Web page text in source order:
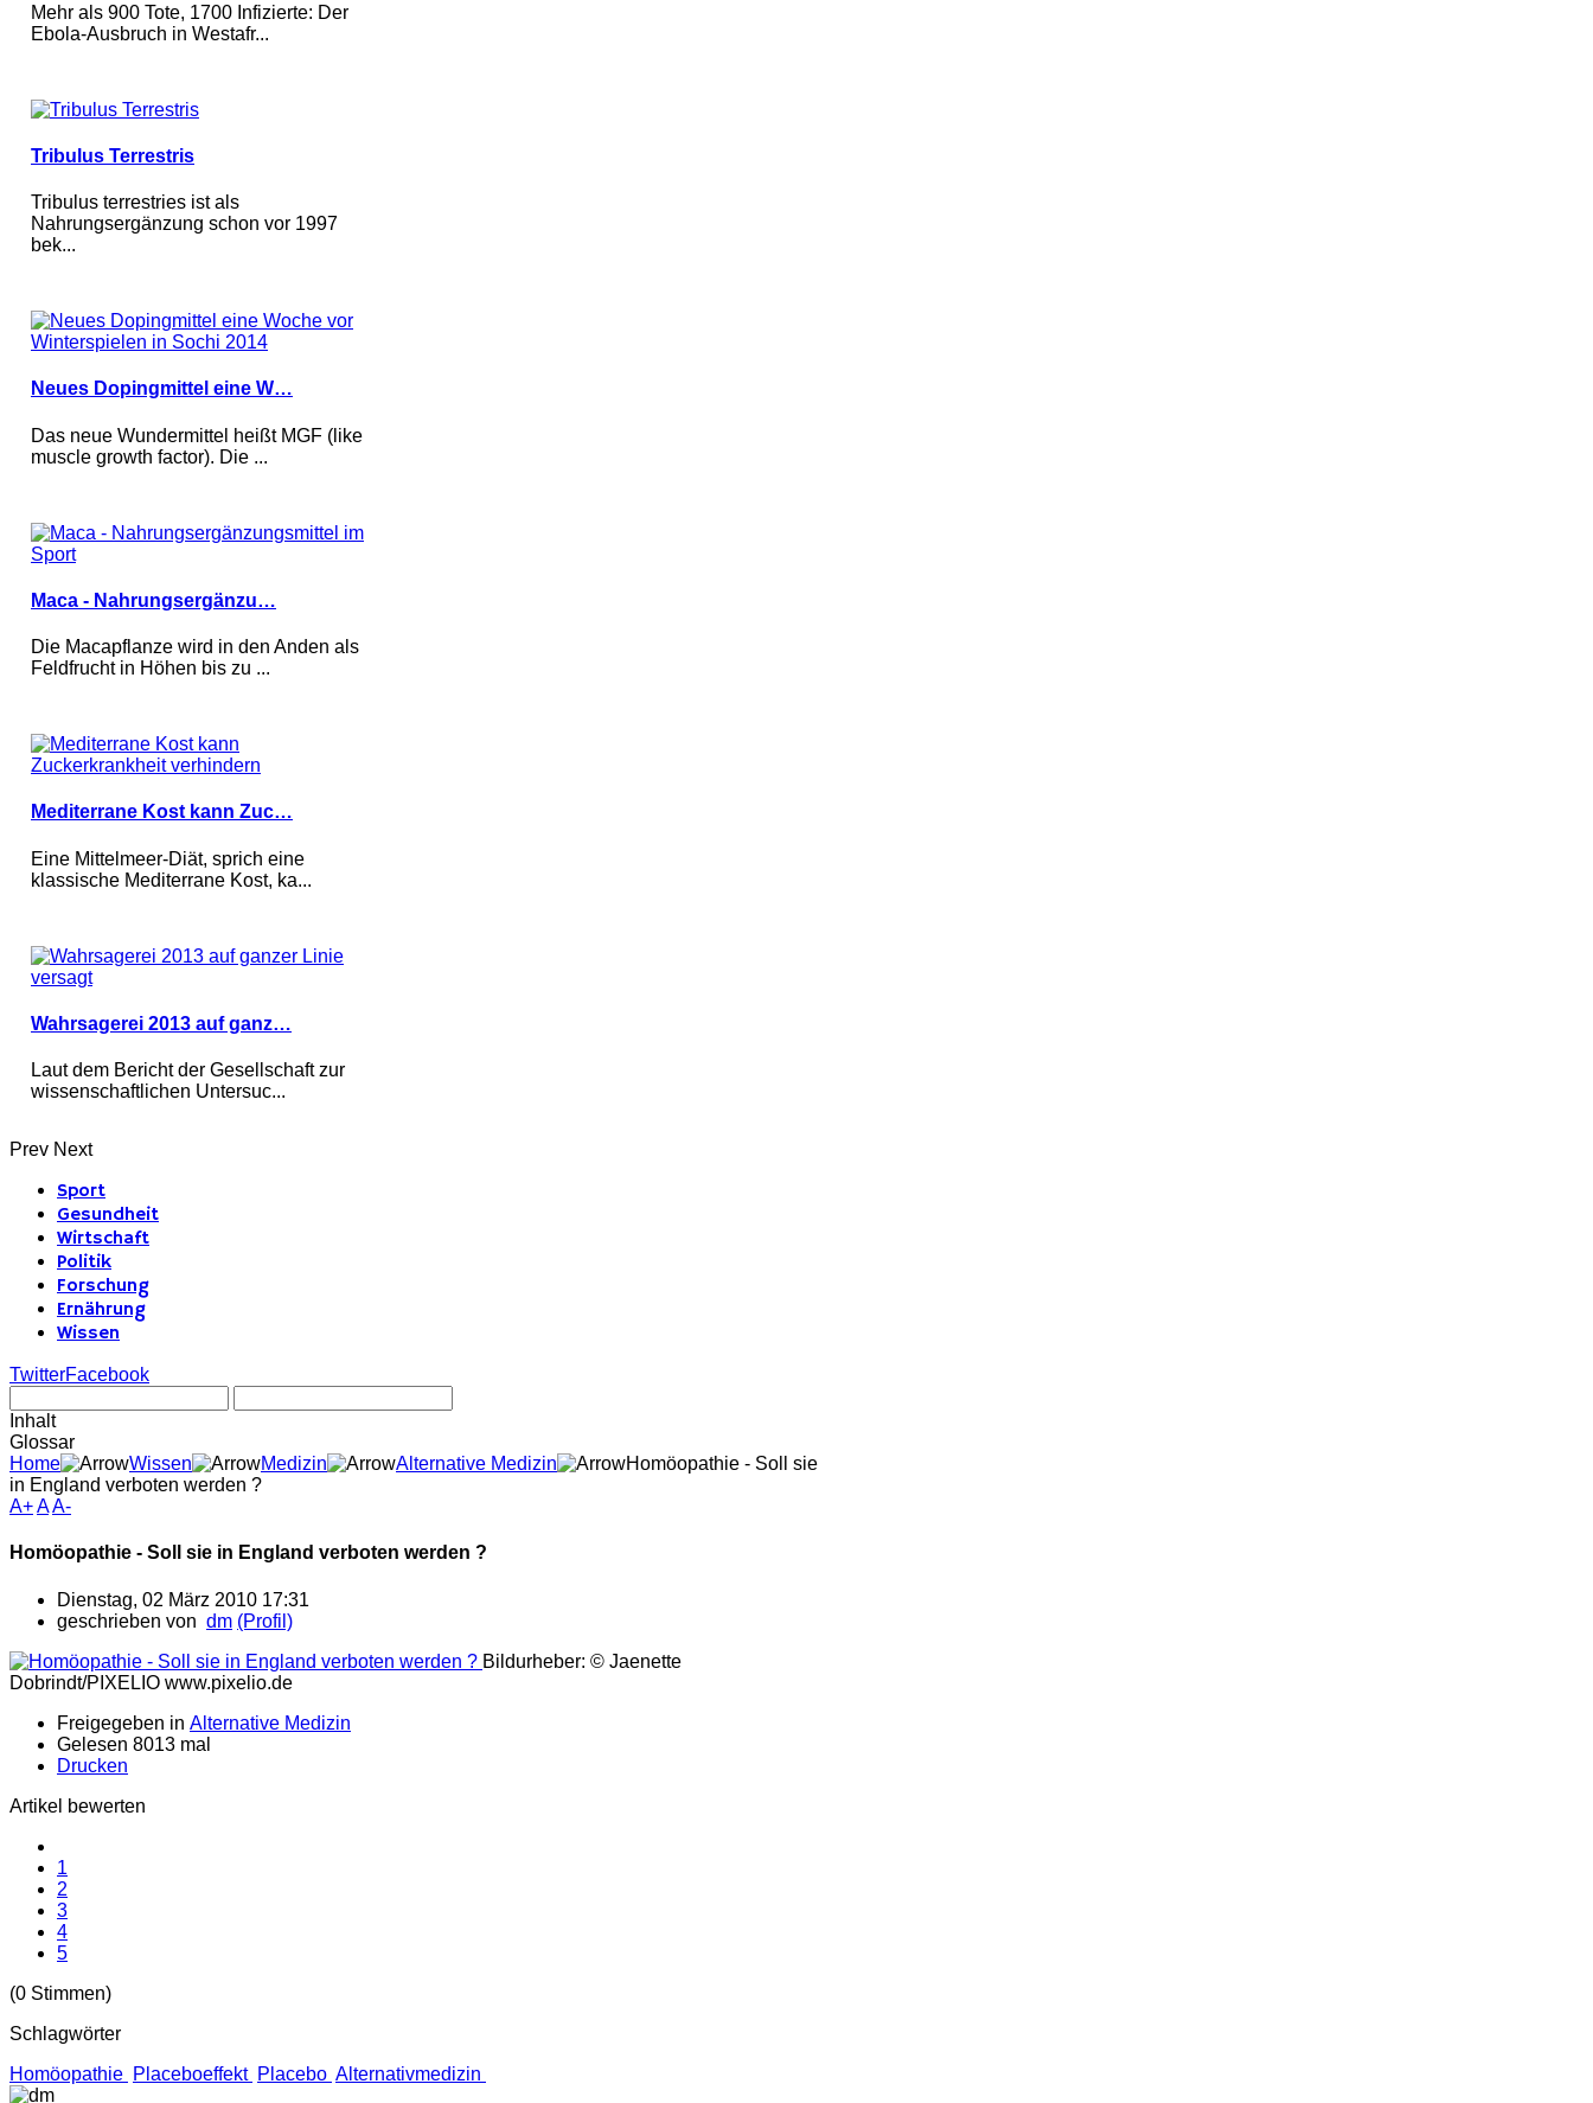
Mehr als 900 Tote, 1700 Infizierte: Der
Ebola-Ausbruch in Westafr...
Tribulus Terrestris
Tribulus terrestries ist als
Nahrungsergänzung schon vor 1997
bek...
Neues Dopingmittel eine W…
Das neue Wundermittel heißt MGF (like
muscle growth factor). Die ...
Maca - Nahrungsergänzu…
Die Macapflanze wird in den Anden als
Feldfrucht in Höhen bis zu ...
Mediterrane Kost kann Zuc…
Eine Mittelmeer-Diät, sprich eine
klassische Mediterrane Kost, ka...
Wahrsagerei 2013 auf ganz…
Laut dem Bericht der Gesellschaft zur
wissenschaftlichen Untersuc...
Prev Next
Sport
Gesundheit
Wirtschaft
Politik
Forschung
Ernährung
Wissen
TwitterFacebook
Inhalt
Glossar
Home
Wissen Medizin Alternative Medizin
Homöopathie - Soll sie
in England verboten werden ?
A+AA-
Homöopathie - Soll sie in England verboten werden ?
Dienstag, 02 März 2010 17:31
geschrieben von dm (Profil)
Bildurheber: © Jaenette
Dobrindt/PIXELIO www.pixelio.de
Freigegeben in Alternative Medizin
Gelesen 8013 mal
Drucken
Artikel bewerten
1
2
3
4
5
(0 Stimmen)
Schlagwörter
Homöopathie Placeboeffekt Placebo Alternativmedizin